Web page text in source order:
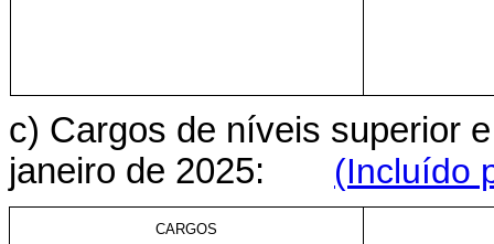
c) Cargos de níveis superior
janeiro de 2025: (Incluído
CARGOS